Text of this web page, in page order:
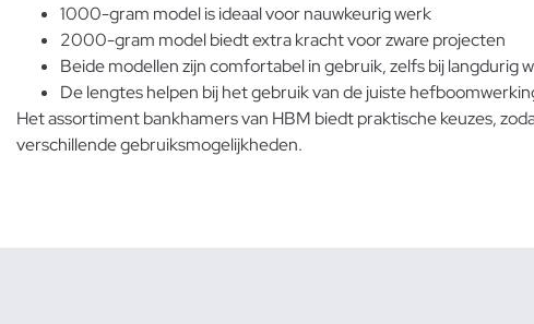
1000-gram model is ideaal voor nauwkeurig werk
2000-gram model biedt extra kracht voor zware projecten
Beide modellen zijn comfortabel in gebruik, zelfs bij langdurig
De lengtes helpen bij het gebruik van de juiste
Het assortiment bankhamers van HBM biedt praktische keuzes,
verschillende gebruiksmogelijkheden.